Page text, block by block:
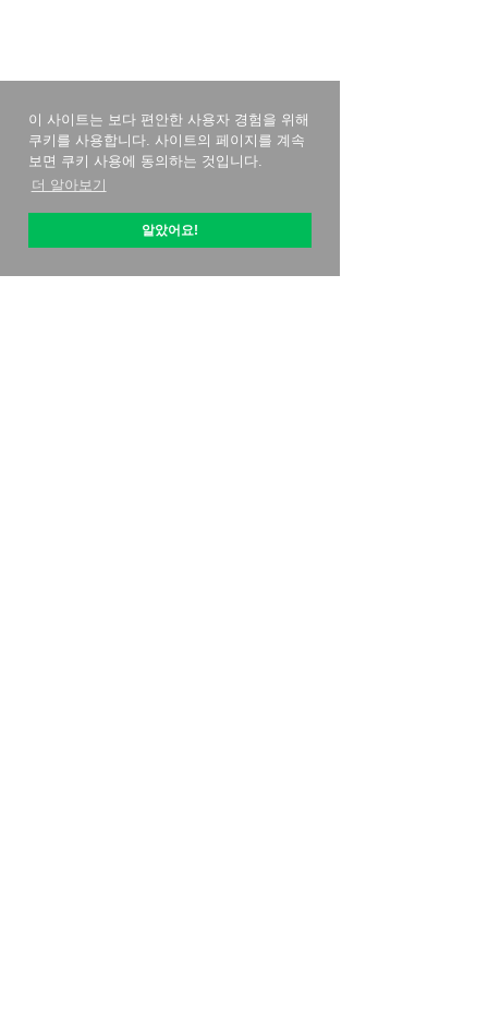
이 사이트는 보다 편안한 사용자 경험을 위해
쿠키를 사용합니다. 사이트의 페이지를 계속
보면 쿠키 사용에 동의하는 것입니다.
더 알아보기
알았어요!